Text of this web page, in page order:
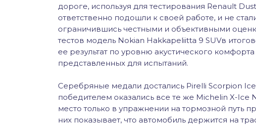
дороге, используя для тестирования Renault
ответственно подошли к своей работе, и не
ограничившись честными и объективными
тестов модель Nokian Hakkapeliitta 9 SUVв
ее результат по уровню акустического
представленных для испытаний.
Серебряные медали достались Pirelli Scorpion
победителем оказались все те же Michelin X-Ice
место только в упражнении на тормозной путь
них показывает, что автомобиль держится на